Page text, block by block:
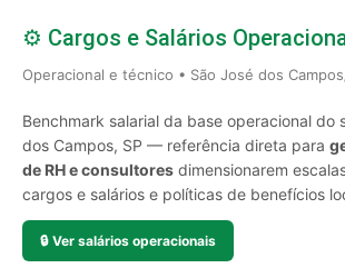
⚙️ Cargos e Salários
Operacional e técnico • São José dos
Benchmark salarial da base operacional do
dos Campos, SP — referência direta para
de RH e consultores dimensionarem
cargos e salários e políticas de benefícios
🔒 Ver salários operacionais